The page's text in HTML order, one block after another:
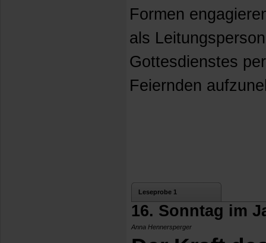
Formen
als
Gottesdienstes
Feiernden
Leseprobe 1
16. Sonntag im
Anna Hennersperger